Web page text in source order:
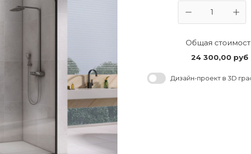
Общая
24 300,00 руб
Дизайн-проект в 3D